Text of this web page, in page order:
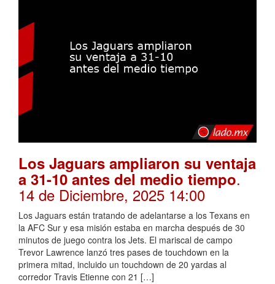
Los Jaguars ampliaron su ventaja
a 31-10 antes del medio tiempo.
14 de Diciembre, 2025 14:00
Los Jaguars están tratando de adelantarse a los Texans en
la AFC Sur y esa misión estaba en marcha después de 30
minutos de juego contra los Jets. El mariscal de campo
Trevor Lawrence lanzó tres pases de touchdown en la
primera mitad, incluido un touchdown de 20 yardas al
corredor Travis Etienne con 21 […]